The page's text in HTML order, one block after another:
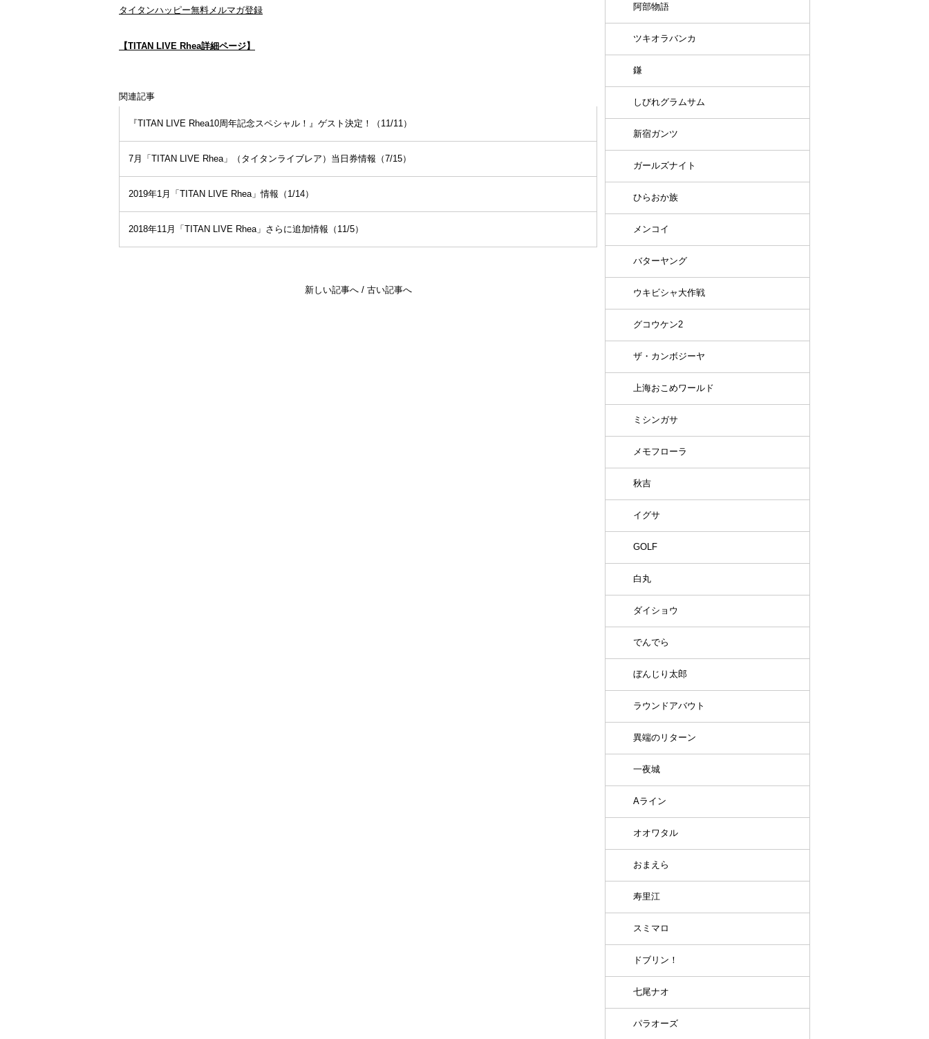
タイタンハッピー無料メルマガ登録
【TITAN LIVE Rhea詳細ページ】
関連記事
『TITAN LIVE Rhea10周年記念スペシャル！』ゲスト決定！（11/11）
7月「TITAN LIVE Rhea」（タイタンライブレア）当日券情報（7/15）
2019年1月「TITAN LIVE Rhea」情報（1/14）
2018年11月「TITAN LIVE Rhea」さらに追加情報（11/5）
新しい記事へ/ 古い記事へ
阿部物語
ツキオラバンカ
鎌
しびれグラムサム
新宿ガンツ
ガールズナイト
ひらおか族
メンコイ
バターヤング
ウキビシャ大作戦
グコウケン2
ザ・カンボジーヤ
上海おこめワールド
ミシンガサ
メモフローラ
秋吉
イグサ
GOLF
白丸
ダイショウ
でんでら
ぼんじり太郎
ラウンドアバウト
異端のリターン
一夜城
Aライン
オオワタル
おまえら
寿里江
スミマロ
ドブリン！
七尾ナオ
パラオーズ